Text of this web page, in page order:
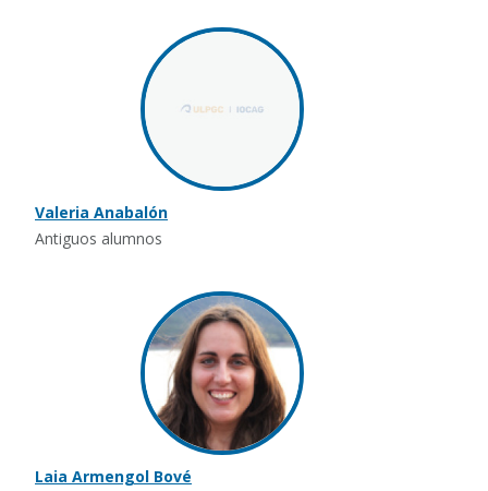
Valeria Anabalón
Antiguos alumnos
Laia Armengol Bové